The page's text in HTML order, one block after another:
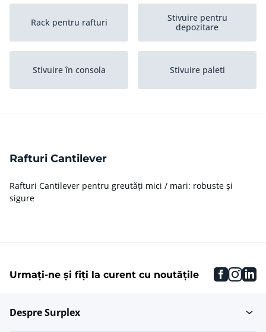
Rack pentru rafturi
Stivuire pentru
depozitare
Stivuire în consola Stivuire paleti
Rafturi Cantilever
Rafturi Cantilever pentru greutăți mici / mari: robuste și
sigure
Urmați-ne și fiți la curent cu noutățile
Despre Surplex